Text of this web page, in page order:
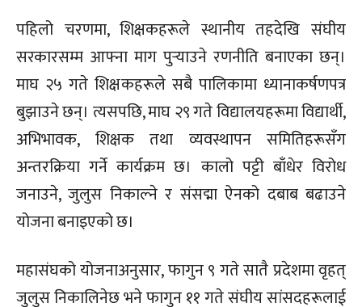
पहिलो चरणमा, शिक्षकहरूले स्थानीय तहदेखि संघीय
सरकारसम्म आफ्ना माग पुर्‍याउने रणनीति बनाएका छन्।
माघ २५ गते शिक्षकहरूले सबै पालिकामा ध्यानाकर्षणपत्र
बुझाउने छन्। त्यसपछि, माघ २९ गते विद्यालयहरूमा विद्यार्थी,
अभिभावक, शिक्षक तथा व्यवस्थापन समितिहरूसँग
अन्तरक्रिया गर्ने कार्यक्रम छ। कालो पट्टी बाँधेर विरोध
जनाउने, जुलुस निकाल्ने र संसद्मा ऐनको दबाब बढाउने
योजना बनाइएको छ।
महासंघको योजनाअनुसार, फागुन ९ गते सातै प्रदेशमा वृहत्
जुलुस निकालिनेछ भने फागुन ११ गते संघीय सांसदहरूलाई